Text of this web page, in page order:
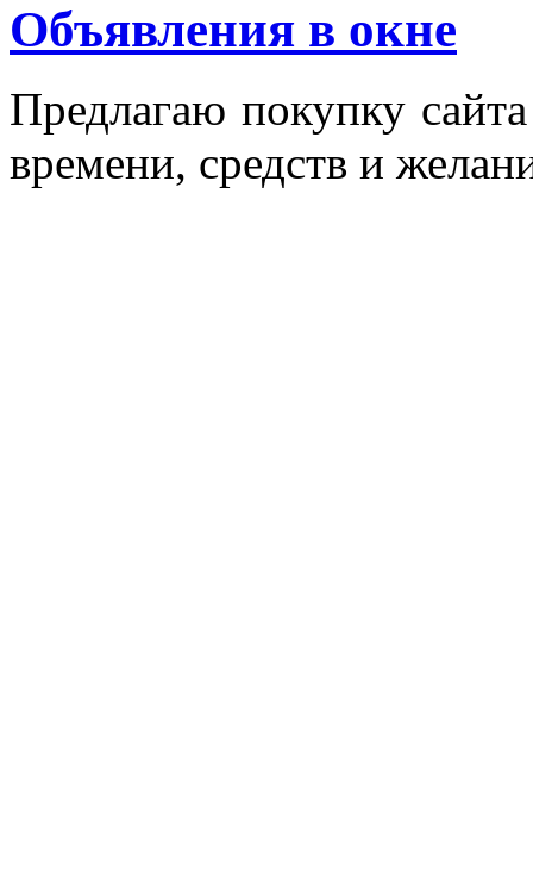
Объявления в окне
Пред­ла­гаю по­куп­ку
вре­мени, средств и